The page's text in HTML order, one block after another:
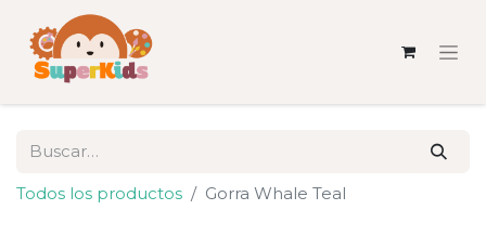
Todos los productos Gorra Whale Teal